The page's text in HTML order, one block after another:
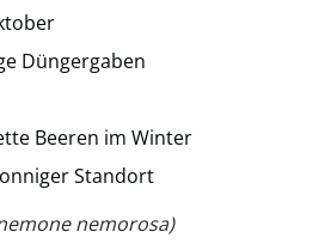
Düngergaben
Beeren im Winter
Standort
nemorosa)